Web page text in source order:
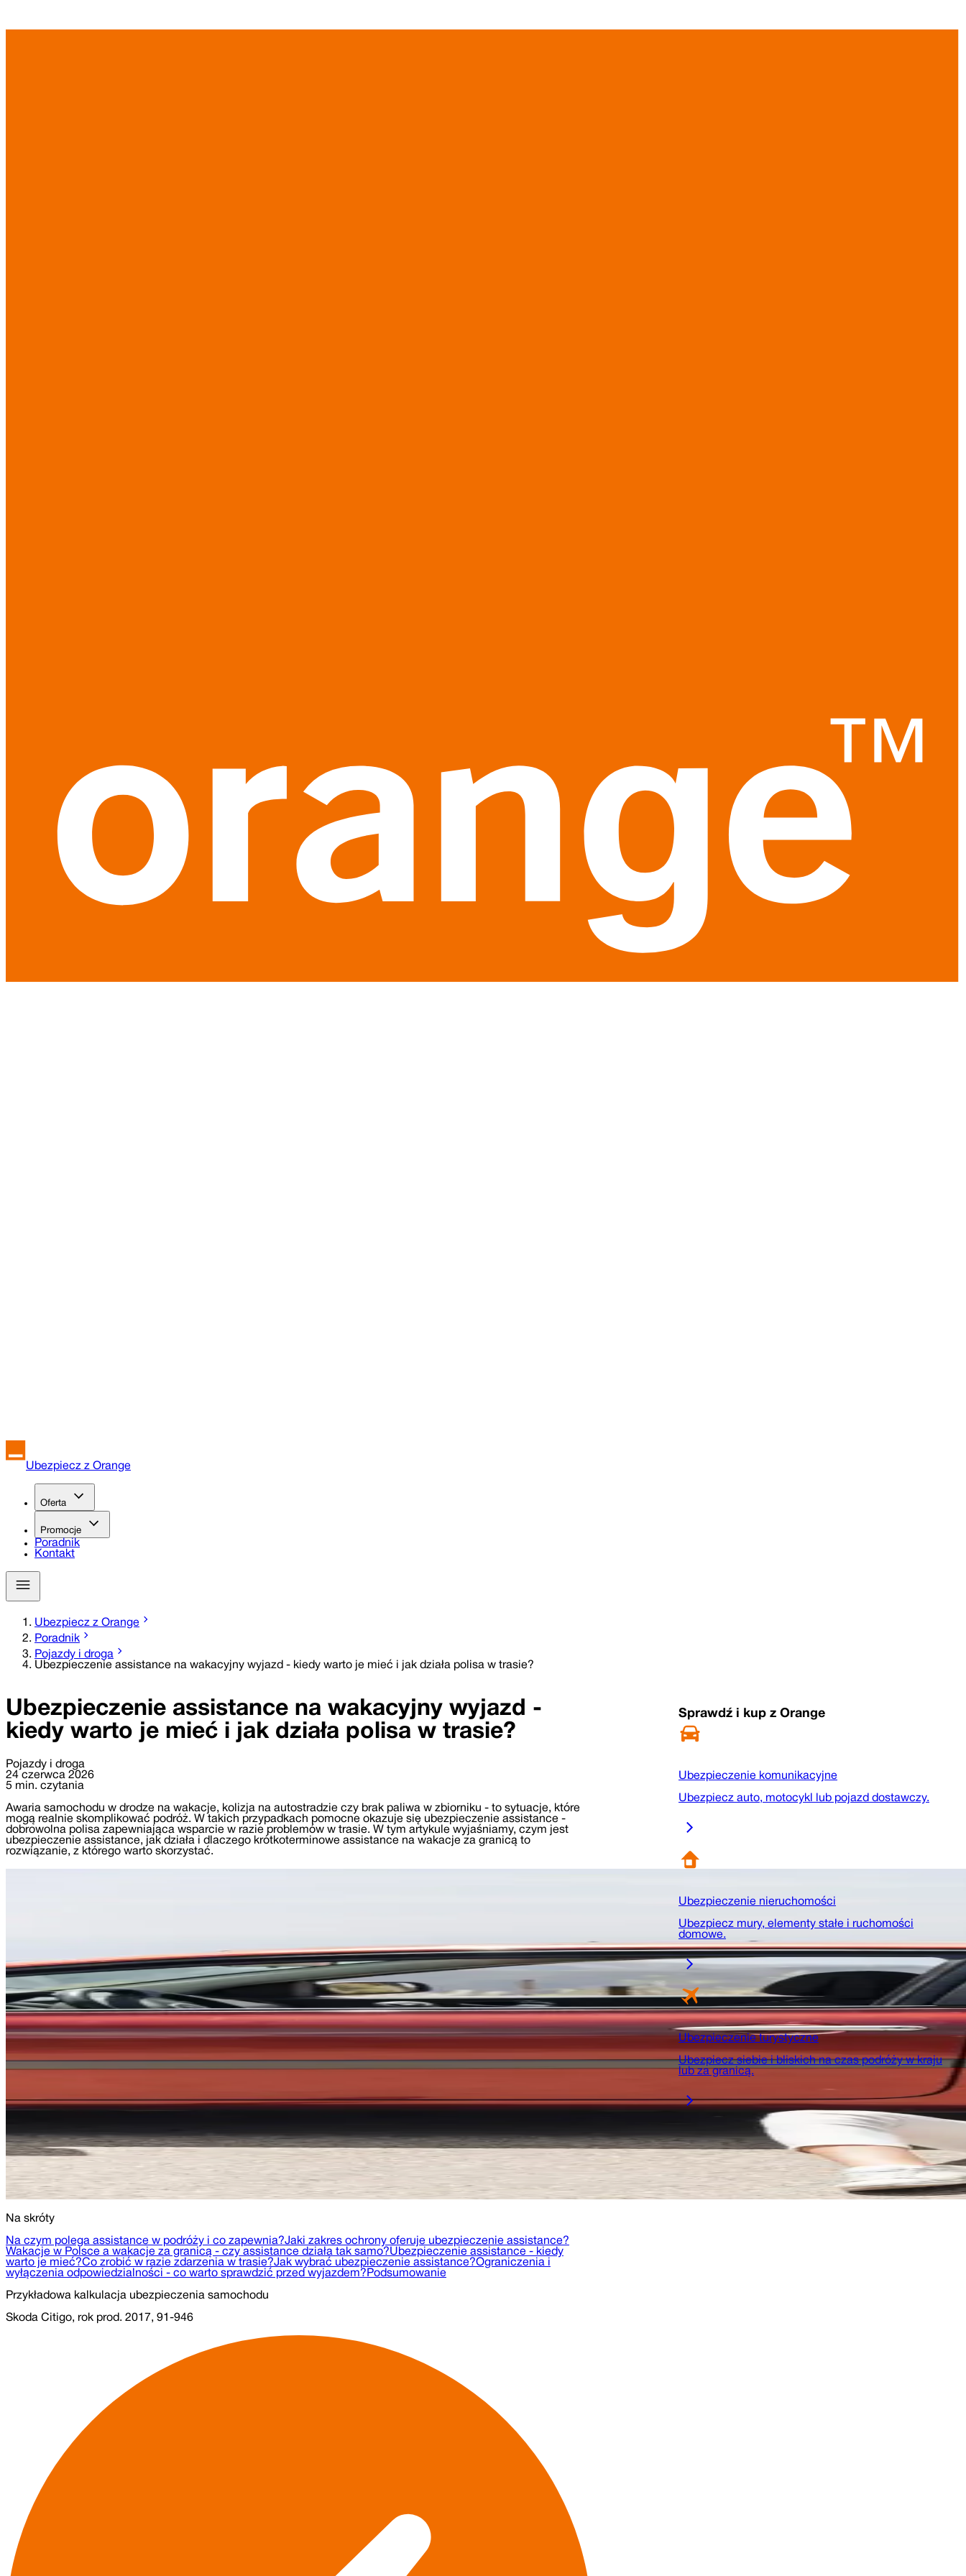
Ubezpiecz z Orange
Oferta
Promocje
Poradnik
Kontakt
Ubezpiecz z Orange
Poradnik
Pojazdy i droga
Ubezpieczenie assistance na wakacyjny wyjazd - kiedy warto je mieć i jak działa polisa w trasie?
Ubezpieczenie assistance na wakacyjny wyjazd -
kiedy warto je mieć i jak działa polisa w trasie?
Pojazdy i droga
24 czerwca 2026
5 min. czytania
Awaria samochodu w drodze na wakacje, kolizja na autostradzie czy brak paliwa w zbiorniku - to sytuacje, które
mogą realnie skomplikować podróż. W takich przypadkach pomocne okazuje się ubezpieczenie assistance -
dobrowolna polisa zapewniająca wsparcie w razie problemów w trasie. W tym artykule wyjaśniamy, czym jest
ubezpieczenie assistance, jak działa i dlaczego krótkoterminowe assistance na wakacje za granicą to
rozwiązanie, z którego warto skorzystać.
Na skróty
Na czym polega assistance w podróży i co zapewnia?Jaki zakres ochrony oferuje ubezpieczenie assistance?
Wakacje w Polsce a wakacje za granicą - czy assistance działa tak samo?Ubezpieczenie assistance - kiedy
warto je mieć?Co zrobić w razie zdarzenia w trasie?Jak wybrać ubezpieczenie assistance?Ograniczenia i
wyłączenia odpowiedzialności - co warto sprawdzić przed wyjazdem? Podsumowanie
Przykładowa kalkulacja ubezpieczenia samochodu
Skoda Citigo, rok prod. 2017, 91-946
Sprawdź i kup z Orange
Ubezpieczenie komunikacyjne
Ubezpiecz auto, motocykl lub pojazd dostawczy.
Ubezpieczenie nieruchomości
Ubezpiecz mury, elementy stałe i ruchomości
domowe.
Ubezpieczenie turystyczne
Ubezpiecz siebie i bliskich na czas podróży w kraju
lub za granicą.